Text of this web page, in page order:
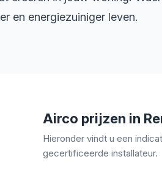
en energiezuiniger leven.
Airco prijzen in
Hieronder vindt u een
gecertificeerde installateur.